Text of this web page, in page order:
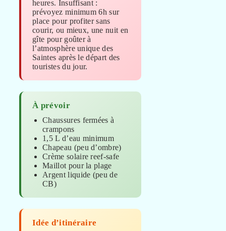
heures. Insuffisant :
prévoyez minimum 6h sur
place pour profiter sans
courir, ou mieux, une nuit en
gîte pour goûter à
l’atmosphère unique des
Saintes après le départ des
touristes du jour.
À prévoir
Chaussures fermées à
crampons
1,5 L d’eau minimum
Chapeau (peu d’ombre)
Crème solaire reef-safe
Maillot pour la plage
Argent liquide (peu de
CB)
Idée d’itinéraire